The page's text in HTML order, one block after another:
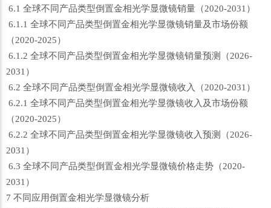
6.1 全球不同产品类型倒置金相光学显微镜销量（2020-2031）
6.1.1 全球不同产品类型倒置金相光学显微镜销量及市场份额
（2020-2025）
6.1.2 全球不同产品类型倒置金相光学显微镜销量预测（2026-
2031）
6.2 全球不同产品类型倒置金相光学显微镜收入（2020-2031）
6.2.1 全球不同产品类型倒置金相光学显微镜收入及市场份额
（2020-2025）
6.2.2 全球不同产品类型倒置金相光学显微镜收入预测（2026-
2031）
6.3 全球不同产品类型倒置金相光学显微镜价格走势（2020-
2031）
7 不同应用倒置金相光学显微镜分析